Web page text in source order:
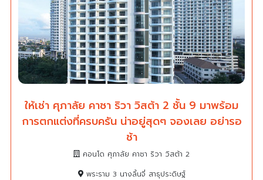
ให้เช่า ศุภาลัย คาซา ริวา วิสต้า 2 ชั้น 9 มาพร้อม
การตกแต่งที่ครบครัน น่าอยู่สุดๆ จองเลย อย่ารอ
ช้า
คอนโด ศุภาลัย คาซา ริวา วิสต้า 2
พระราม 3 นางลิ้นจี่ สาธุประดิษฐ์